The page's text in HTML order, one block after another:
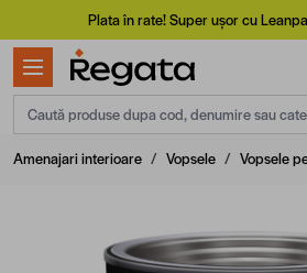
Mergi la ConținutPlata în rate! Super ușor cu
Caută produse dupa cod, denumire sau
Amenajari interioare / Vopsele / Vopsele